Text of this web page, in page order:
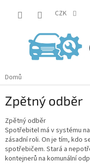
CZK
Domů
Zpětný odběr
Zpětný odběr
Spotřebitel má v systému
zásadní roli. On je tím, kdo
spotřebičem. Stará a
kontejnerů na komunální